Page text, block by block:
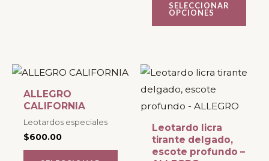
de
producto
SELECCIONAR
OPCIONES
elegir
en
de
producto
ALLEGRO
CALIFORNIA
Leotardos especiales
$600.00
Este
producto
tiene
múltiples
variantes.
Leotardo licra
tirante delgado,
escote profundo –
Este
producto
tiene
múltiples
variantes.
Las